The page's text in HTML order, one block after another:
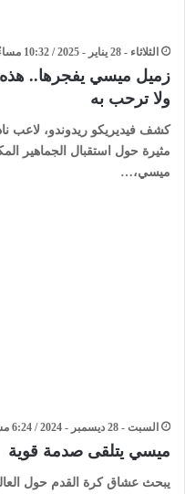
الثلاثاء - 28 يناير - 2025 / 10:32 مساءً
زميل ميسي يفجرها.. هذه
ولا ترحب به
كشف فيديريكو ريدوندو، لاعب
مثيرة حول استقبال الجماهير
ميسي،…
السبت - 28 ديسمبر - 2024 / 6:24 مساءً
ميسي يتلقى صدمة قوية
يبحث عشاق كرة القدم حول